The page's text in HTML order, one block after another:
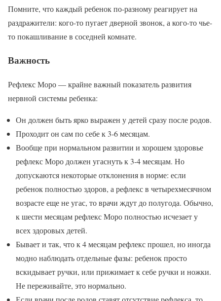
Помните, что каждый ребенок по-разному реагирует на
раздражители: кого-то пугает дверной звонок, а кого-то чье-
то покашливание в соседней комнате.
Важность
Рефлекс Моро — крайне важный показатель развития
нервной системы ребенка:
Он должен быть ярко выражен у детей сразу после родов.
Проходит он сам по себе к 3-6 месяцам.
Вообще при нормальном развитии и хорошем здоровье
рефлекс Моро должен угаснуть к 3-4 месяцам. Но
допускаются некоторые отклонения в норме: если
ребенок полностью здоров, а рефлекс в четырехмесячном
возрасте еще не угас, то врачи ждут до полугода. Обычно,
к шести месяцам рефлекс Моро полностью исчезает у
всех здоровых детей.
Бывает и так, что к 4 месяцам рефлекс прошел, но иногда
модно наблюдать отдельные фазы: ребенок просто
вскидывает ручки, или прижимает к себе ручки и ножки.
Не переживайте, это нормально.